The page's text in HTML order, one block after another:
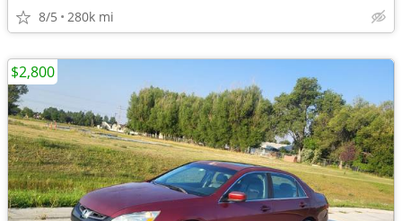
8/5 280k mi
$2,800